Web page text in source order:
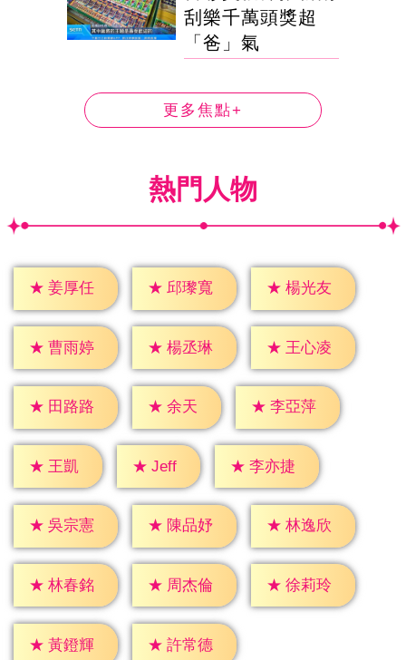
刮樂千萬頭獎超
「爸」氣
更多焦點+
熱門人物
★ 姜厚任 ★ 邱瓈寬 ★ 楊光友
★ 曹雨婷 ★ 楊丞琳 ★ 王心凌
★ 田路路 ★ 余天 ★ 李亞萍
★ 王凱 ★ Jeff ★ 李亦捷
★ 吳宗憲 ★ 陳品妤 ★ 林逸欣
★ 林春銘 ★ 周杰倫 ★ 徐莉玲
★ 黃鐙輝 ★ 許常德